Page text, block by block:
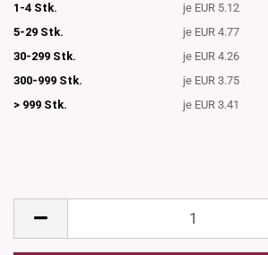
1-4 Stk.
je EUR 5.12
5-29 Stk.
je EUR 4.77
30-299 Stk.
je EUR 4.26
300-999 Stk.
je EUR 3.75
> 999 Stk.
je EUR 3.41